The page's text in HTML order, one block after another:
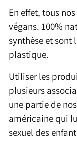
En effet, tous
végans. 100%
synthèse et sont
plastique.
Utiliser les
plusieurs
une partie de
américaine qui
sexuel des